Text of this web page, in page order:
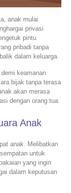
anak mulai
privasi
pintu
pribadi tanpa
dalam keluarga.
keamanan
bijak tanpa terasa
akan merasa
dengan orang tua.
Anak
anak. Melibatkan
untuk
yang ingin
dalam keputusan